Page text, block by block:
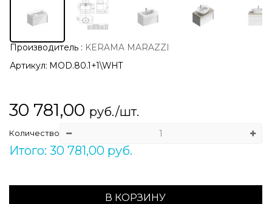
Производитель : KERAMA MARAZZI
Артикул: MOD.80.1+1\WHT
30 781,00 руб./шт.
Количество
Итого: 30 781,00 руб.
В КОРЗИНУ